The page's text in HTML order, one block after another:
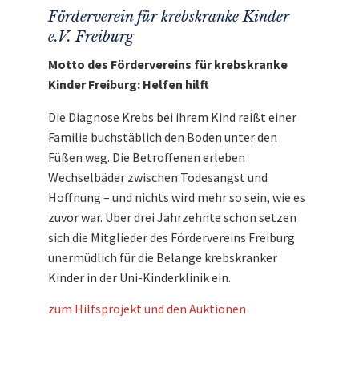
Förderverein für krebskranke Kinder
e.V. Freiburg
Motto des Fördervereins für krebskranke
Kinder Freiburg: Helfen hilft
Die Diagnose Krebs bei ihrem Kind reißt einer
Familie buchstäblich den Boden unter den
Füßen weg. Die Betroffenen erleben
Wechselbäder zwischen Todesangst und
Hoffnung – und nichts wird mehr so sein, wie es
zuvor war. Über drei Jahrzehnte schon setzen
sich die Mitglieder des Fördervereins Freiburg
unermüdlich für die Belange krebskranker
Kinder in der Uni-Kinderklinik ein.
zum Hilfsprojekt und den Auktionen